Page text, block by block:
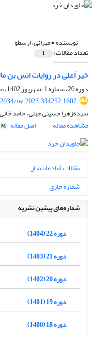
نویسنده =میرانی، ارسطو
تعداد مقالات: 1
خیر اَعلی در روایات انس بن
دوره 20، شماره 1، شهریور 1402، صفحه
iw.2023.334252.1607
سیده‌زهرا حسینی جبلی، حامد
مشاهده مقاله
اصل مقاله
مقالات آماده انتشار
شماره جاری
شماره‌های پیشین نشریه
دوره 22 (1404)
دوره 21 (1403)
دوره 20 (1402)
دوره 19 (1401)
دوره 18 (1400)